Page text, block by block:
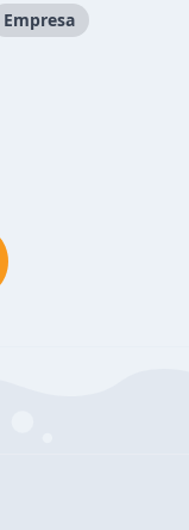
Empresa